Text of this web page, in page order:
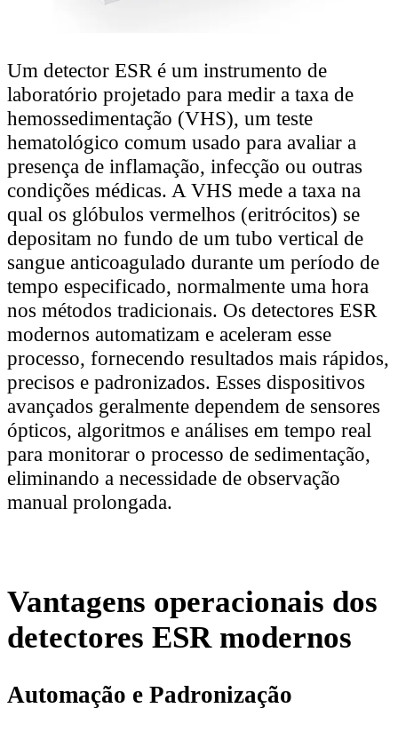
Um detector ESR é um instrumento de
laboratório projetado para medir a taxa de
hemossedimentação (VHS), um teste
hematológico comum usado para avaliar a
presença de inflamação, infecção ou outras
condições médicas. A VHS mede a taxa na
qual os glóbulos vermelhos (eritrócitos) se
depositam no fundo de um tubo vertical de
sangue anticoagulado durante um período de
tempo especificado, normalmente uma hora
nos métodos tradicionais. Os detectores ESR
modernos automatizam e aceleram esse
processo, fornecendo resultados mais rápidos,
precisos e padronizados. Esses dispositivos
avançados geralmente dependem de sensores
ópticos, algoritmos e análises em tempo real
para monitorar o processo de sedimentação,
eliminando a necessidade de observação
manual prolongada.
Vantagens operacionais dos
detectores ESR modernos
Automação e Padronização